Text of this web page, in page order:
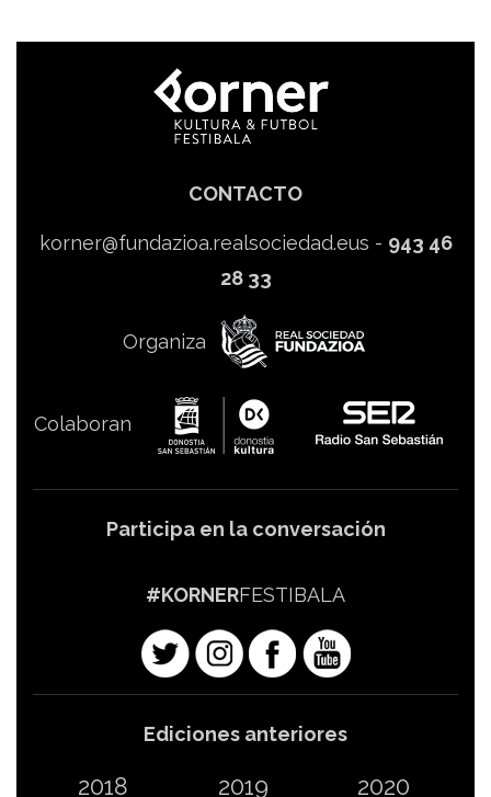
CONTACTO
korner@fundazioa.realsociedad.eus - 943 46
28 33
Organiza
Colaboran
Participa en la conversación
#KORNERFESTIBALA
Ediciones anteriores
2018 2019 2020